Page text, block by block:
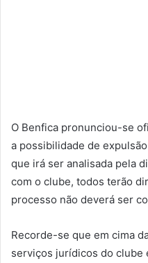
O Benfica pronunciou-se
a possibilidade de
que irá ser analisada pela
com o clube, todos terão
processo não deverá ser
Recorde-se que em cima
serviços jurídicos do clube